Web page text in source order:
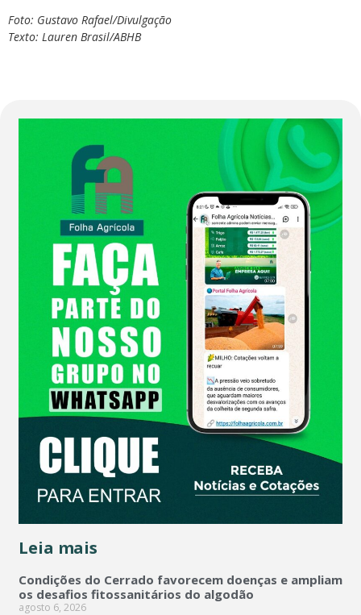
Foto: Gustavo Rafael/Divulgação
Texto: Lauren Brasil/ABHB
Leia mais
Condições do Cerrado favorecem doenças e ampliam
os desafios fitossanitários do algodão
agosto 6, 2026